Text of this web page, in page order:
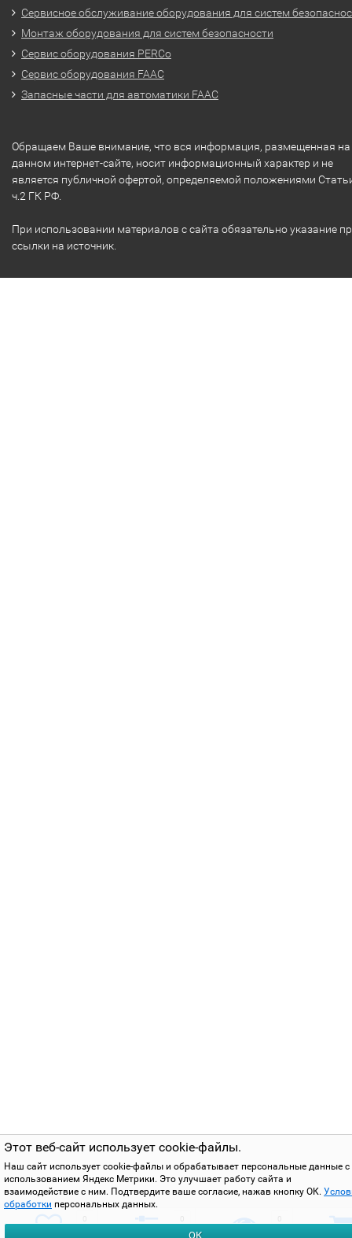
Этот веб-сайт использует cookie-файлы.
Наш сайт использует cookie-файлы и обрабатывает персональные данные с
использованием Яндекс Метрики. Это улучшает работу сайта и
взаимодействие с ним. Подтвердите ваше согласие, нажав кнопку ОК.
обработки персональных данных.
ОК
Сервисное обслуживание оборудования для систем
Монтаж оборудования для систем безопасности
Сервис оборудования PERCo
Сервис оборудования FAAC
Запасные части для автоматики FAAC
Обращаем Ваше внимание, что вся информация, размещенная на
данном интернет-сайте, носит информационный характер и не
является публичной офертой, определяемой положениями
ч.2 ГК РФ.
При использовании материалов с сайта обязательно указание
ссылки на источник.